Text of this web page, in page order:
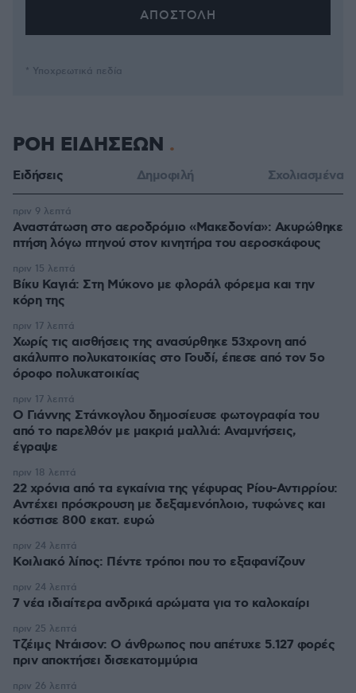
* Υποχρεωτικά πεδία
ΡΟΗ ΕΙΔΗΣΕΩΝ
Ειδήσεις Δημοφιλή Σχολιασμένα
Αναστάτωση στο αεροδρόμιο «Μακεδονία»: Ακυρώθηκε
πτήση λόγω πτηνού στον κινητήρα του αεροσκάφους
πριν 9 λεπτά
Βίκυ Καγιά: Στη Μύκονο με φλοράλ φόρεμα και την
κόρη της
πριν 15 λεπτά
Χωρίς τις αισθήσεις της ανασύρθηκε 53χρονη από
ακάλυπτο πολυκατοικίας στο Γουδί, έπεσε από τον 5ο
όροφο πολυκατοικίας
πριν 17 λεπτά
Ο Γιάννης Στάνκογλου δημοσίευσε φωτογραφία του
από το παρελθόν με μακριά μαλλιά: Αναμνήσεις,
έγραψε
πριν 17 λεπτά
22 χρόνια από τα εγκαίνια της γέφυρας Ρίου-Αντιρρίου:
Αντέχει πρόσκρουση με δεξαμενόπλοιο, τυφώνες και
κόστισε 800 εκατ. ευρώ
πριν 18 λεπτά
Κοιλιακό λίπος: Πέντε τρόποι που το εξαφανίζουν
πριν 24 λεπτά
7 νέα ιδιαίτερα ανδρικά αρώματα για το καλοκαίρι
πριν 24 λεπτά
Τζέιμς Ντάισον: Ο άνθρωπος που απέτυχε 5.127 φορές
πριν αποκτήσει δισεκατομμύρια
πριν 25 λεπτά
πριν 26 λεπτά